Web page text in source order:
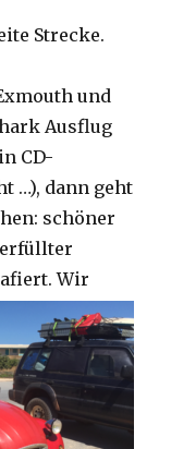
Strecke.
und
Ausflug
CD-
…), dann geht
schöner
Wir